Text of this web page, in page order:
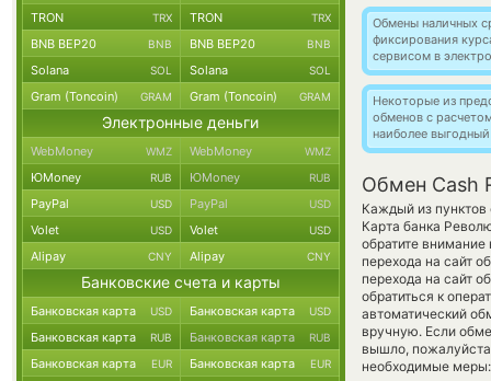
Обмены наличных
фиксирования
сервисом в
Некоторые из
обменов с
наиболее
Обмен Cash
Каждый из
Карта банка
обратите
перехода на сайт
перехода на сайт
обратиться к
автоматический
вручную. Если
вышло,
необходимые
TRON TRX TRON TRX
BNB BEP20 BNB BNB BEP20 BNB
Solana SOL Solana SOL
Gram (Toncoin) GRAM Gram (Toncoin) GRAM
Электронные деньги
WebMoney WMZ WebMoney WMZ
ЮMoney RUB ЮMoney RUB
PayPal USD PayPal USD
Volet USD Volet USD
Alipay CNY Alipay CNY
Банковские счета и карты
Банковская карта USD Банковская карта USD
Банковская карта RUB Банковская карта RUB
Банковская карта EUR Банковская карта EUR